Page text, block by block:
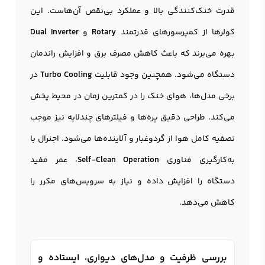
قدرت خنک‌کنندگی بالا و عملکرد بی‌نقص آن‌هاست. این
کولرها از کمپرسورهای قدرتمند Rotary و Dual Inverter
بهره می‌برند که باعث کاهش مصرف برق و افزایش راندمان
دستگاه می‌شود. همچنین وجود قابلیت Turbo Coolingدر
برخی مدل‌ها، هوای خنک را در کمترین زمان در محیط پخش
می‌کند. طراحی دقیق پره‌ها و فیلترهای چندلایه نیز موجب
تصفیه کامل هوا از گردوغبار و آلاینده‌ها می‌شود. اجنرال با
به‌کارگیری فناوری Self-Clean Operation، عمر مفید
دستگاه را افزایش داده و نیاز به سرویس‌های مکرر را
کاهش می‌دهد.
بررسی ظرفیت و مدل‌های دیواری، ایستاده و